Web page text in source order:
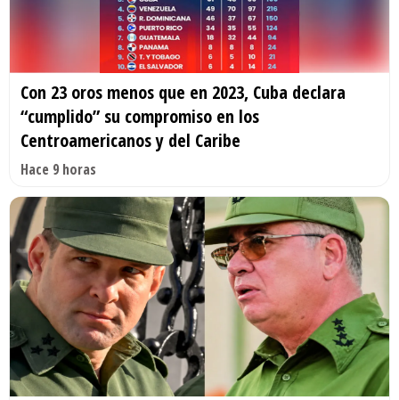
Con 23 oros menos que en 2023, Cuba declara
“cumplido” su compromiso en los
Centroamericanos y del Caribe
Hace 9 horas